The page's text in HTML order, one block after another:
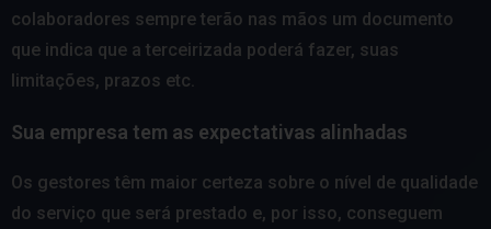
colaboradores sempre terão nas mãos um documento
que indica que a terceirizada poderá fazer, suas
limitações, prazos etc.
Sua empresa tem as expectativas alinhadas
Os gestores têm maior certeza sobre o nível de qualidade
do serviço que será prestado e, por isso, conseguem